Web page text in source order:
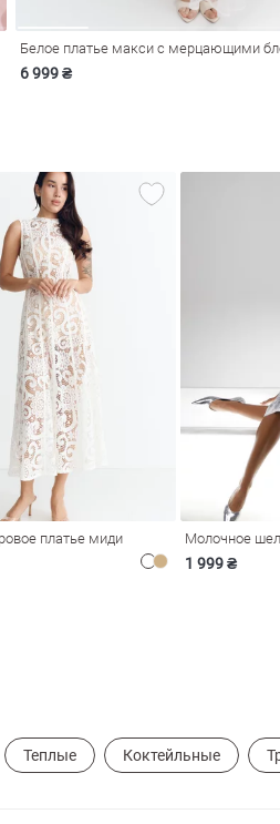
Белое платье макси с мерцающими
6 999 ₴
платье миди
1 999 ₴
Теплые Коктейльные